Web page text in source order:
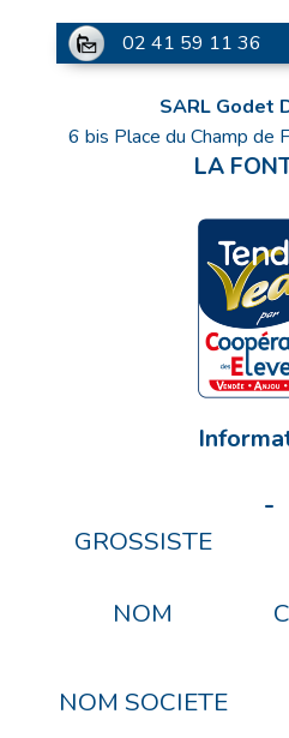
02 41 59 11 36
SARL Godet
6 bis Place du Champ de
LA
-
GROSSISTE
NOM
NOM SOCIETE